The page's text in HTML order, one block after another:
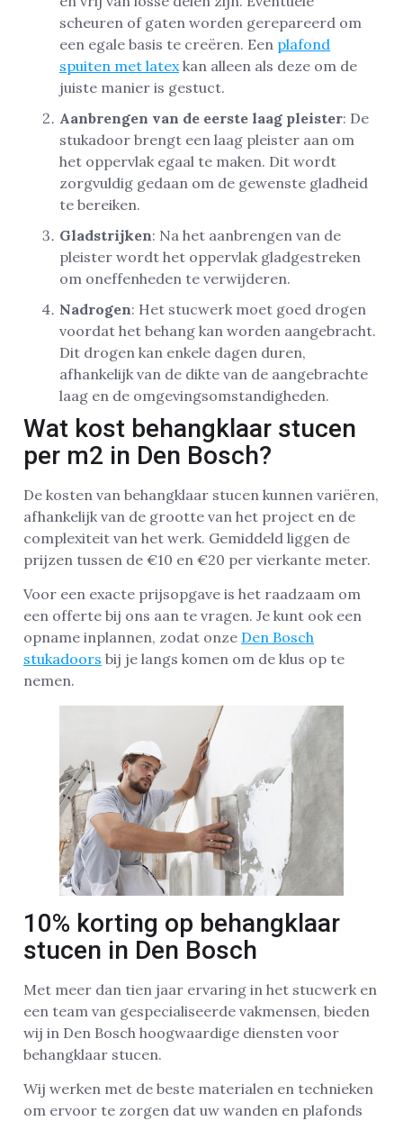
scheuren of gaten worden gerepareerd om
een egale basis te creëren. Een plafond
spuiten met latex kan alleen als deze om de
juiste manier is gestuct.
Aanbrengen van de eerste laag pleister: De
stukadoor brengt een laag pleister aan om
het oppervlak egaal te maken. Dit wordt
zorgvuldig gedaan om de gewenste gladheid
te bereiken.
Gladstrijken: Na het aanbrengen van de
pleister wordt het oppervlak gladgestreken
om oneffenheden te verwijderen.
Nadrogen: Het stucwerk moet goed drogen
voordat het behang kan worden aangebracht.
Dit drogen kan enkele dagen duren,
afhankelijk van de dikte van de aangebrachte
laag en de omgevingsomstandigheden.
Wat kost behangklaar stucen
per m2 in Den Bosch?
De kosten van behangklaar stucen kunnen variëren,
afhankelijk van de grootte van het project en de
complexiteit van het werk. Gemiddeld liggen de
prijzen tussen de €10 en €20 per vierkante meter.
Voor een exacte prijsopgave is het raadzaam om
een offerte bij ons aan te vragen. Je kunt ook een
opname inplannen, zodat onze Den Bosch
stukadoors bij je langs komen om de klus op te
nemen.
10% korting op behangklaar
stucen in Den Bosch
Met meer dan tien jaar ervaring in het stucwerk en
een team van gespecialiseerde vakmensen, bieden
wij in Den Bosch hoogwaardige diensten voor
behangklaar stucen.
Wij werken met de beste materialen en technieken
om ervoor te zorgen dat uw wanden en plafonds